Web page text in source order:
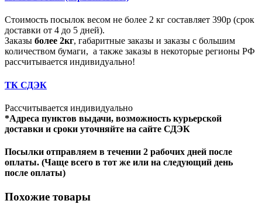
Стоимость посылок весом не более 2 кг составляет 390р (срок
доставки от 4 до 5 дней).
Заказы более 2кг, габаритные заказы и заказы с большим
количеством бумаги, а также заказы в некоторые регионы РФ
рассчитывается индивидуально!
ТК СДЭК
Рассчитывается индивидуально
*Адреса пунктов выдачи, возможность курьерской
доставки и сроки уточняйте на сайте СДЭК
Посылки отправляем в течении 2 рабочих дней после
оплаты. (Чаще всего в тот же или на следующий день
после оплаты)
Похожие товары